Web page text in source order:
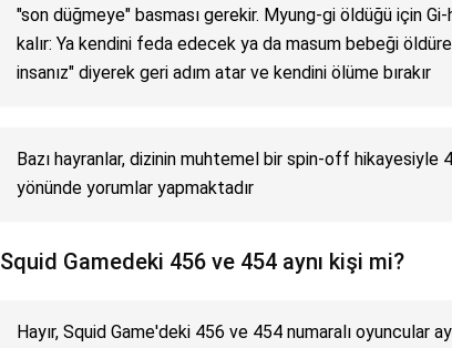
"son düğmeye" basması gerekir. Myung-gi öldüğü için
kalır: Ya kendini feda edecek ya da masum bebeği
insanız" diyerek geri adım atar ve kendini ölüme bırakır
Bazı hayranlar, dizinin muhtemel bir spin-off hikayesiyle
yönünde yorumlar yapmaktadır
Squid Gamedeki 456 ve 454 aynı kişi mi?
Hayır, Squid Game'deki 456 ve 454 numaralı oyuncular